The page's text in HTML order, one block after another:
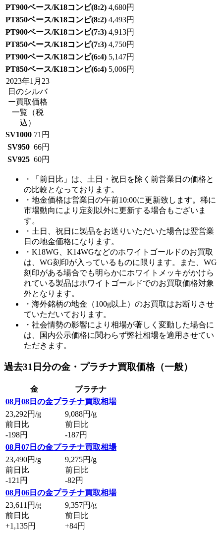
PT900ベース/K18コンビ(8:2) 4,680円
PT850ベース/K18コンビ(8:2) 4,493円
PT900ベース/K18コンビ(7:3) 4,913円
PT850ベース/K18コンビ(7:3) 4,750円
PT900ベース/K18コンビ(6:4) 5,147円
PT850ベース/K18コンビ(6:4) 5,006円
2023年1月23
日のシルバ
ー買取価格
一覧 （税
込）
SV1000 71円
SV950 66円
SV925 60円
・「前日比」は、土日・祝日を除く前営業日の価格と
の比較となっております。
・地金価格は営業日の午前10:00に更新致します。稀に
市場動向により定刻以外に更新する場合もございま
す。
・土日、祝日に製品をお送りいただいた場合は翌営業
日の地金価格になります。
・K18WG、K14WGなどのホワイトゴールドのお買取
は、WG刻印が入っているものに限ります。また、WG
刻印がある場合でも明らかにホワイトメッキがかけら
れている製品はホワイトゴールドでのお買取価格対象
外となります。
・海外銘柄の地金（100g以上）のお買取はお断りさせ
ていただいております。
・社会情勢の影響により相場が著しく変動した場合に
は、国内公示価格に関わらず弊社相場を適用させてい
ただきます。
過去31日分の金・プラチナ買取価格（一般）
金
プラチナ
08月08日の金プラチナ買取相場
23,292円/g
前日比
-198円
9,088円/g
前日比
-187円
08月07日の金プラチナ買取相場
23,490円/g
前日比
-121円
9,275円/g
前日比
-82円
08月06日の金プラチナ買取相場
23,611 円/g
前日比
+1,135円
9,357円/g
前日比
+84円